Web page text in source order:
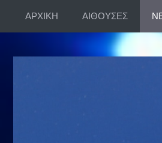
ΑΡΧΙΚΗ ΑΙΘΟΥΣΕΣ